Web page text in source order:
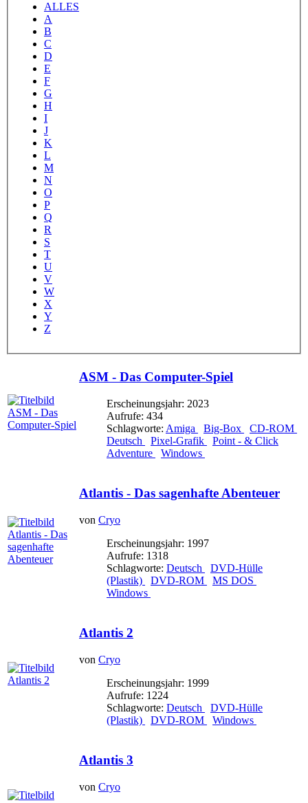
ALLES
A
B
C
D
E
F
G
H
I
J
K
L
M
N
O
P
Q
R
S
T
U
V
W
X
Y
Z
ASM - Das Computer-Spiel
Erscheinungsjahr: 2023
Aufrufe: 434
Schlagworte: Amiga Big-Box
CD-ROM
Deutsch
Pixel-Grafik
Point - & Click
Adventure
Windows
Atlantis - Das sagenhafte Abenteuer
von Cryo
Erscheinungsjahr: 1997
Aufrufe: 1318
Schlagworte: Deutsch
DVD-Hülle
(Plastik)
DVD-ROM
MS DOS
Windows
Atlantis 2
von Cryo
Erscheinungsjahr: 1999
Aufrufe: 1224
Schlagworte: Deutsch
DVD-Hülle
(Plastik)
DVD-ROM Windows
Atlantis 3
von Cryo